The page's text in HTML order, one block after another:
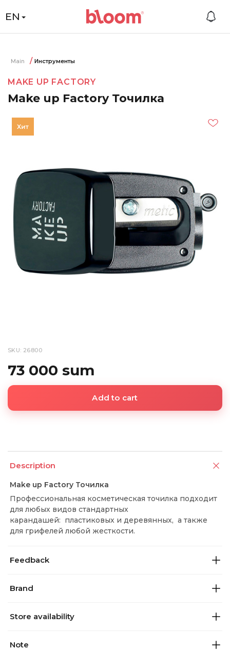
EN
Main Инструменты
MAKE UP FACTORY
Make up Factory Точилка
SKU: 26800
73 000 sum
Add to cart
Description
Make up Factory Точилка
Профессиональная косметическая точилка подходит
для любых видов стандартных
карандашей: пластиковых и деревянных, а также
для грифелей любой жесткости.
Feedback
Brand
Store availability
Note